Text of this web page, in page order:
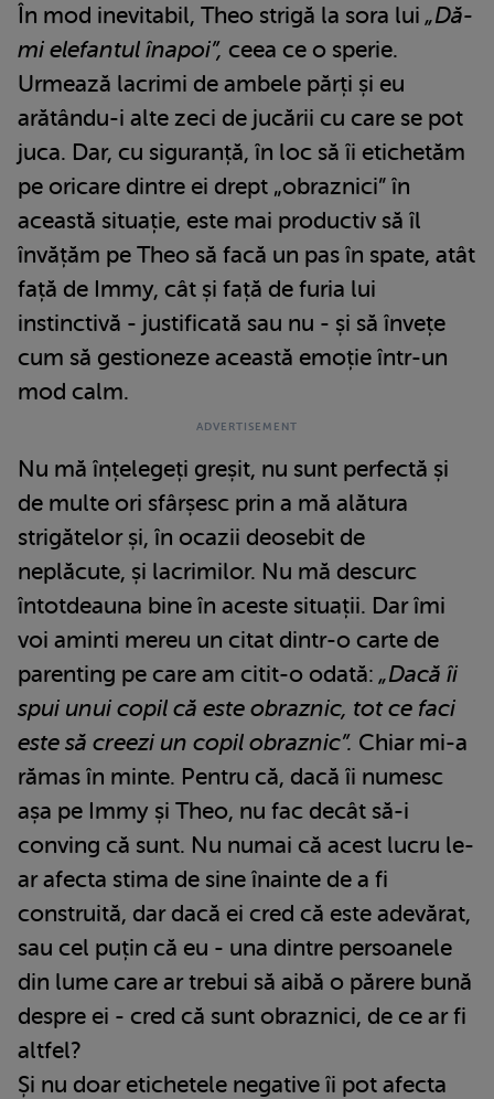
În mod inevitabil, Theo strigă la sora lui „Dă-
mi elefantul înapoi”, ceea ce o sperie.
Urmează lacrimi de ambele părți și eu
arătându-i alte zeci de jucării cu care se pot
juca. Dar, cu siguranță, în loc să îi etichetăm
pe oricare dintre ei drept „obraznici” în
această situație, este mai productiv să îl
învățăm pe Theo să facă un pas în spate, atât
față de Immy, cât și față de furia lui
instinctivă - justificată sau nu - și să învețe
cum să gestioneze această emoție într-un
mod calm.
Nu mă înțelegeți greșit, nu sunt perfectă și
de multe ori sfârșesc prin a mă alătura
strigătelor și, în ocazii deosebit de
neplăcute, și lacrimilor. Nu mă descurc
întotdeauna bine în aceste situații. Dar îmi
voi aminti mereu un citat dintr-o carte de
parenting pe care am citit-o odată: „Dacă îi
spui unui copil că este obraznic, tot ce faci
este să creezi un copil obraznic”. Chiar mi-a
rămas în minte. Pentru că, dacă îi numesc
așa pe Immy și Theo, nu fac decât să-i
conving că sunt. Nu numai că acest lucru le-
ar afecta stima de sine înainte de a fi
construită, dar dacă ei cred că este adevărat,
sau cel puțin că eu - una dintre persoanele
din lume care ar trebui să aibă o părere bună
despre ei - cred că sunt obraznici, de ce ar fi
altfel?
Și nu doar etichetele negative îi pot afecta